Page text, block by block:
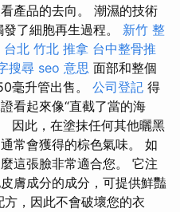
產品的去向。 潮濕的技術
了細胞再生過程。 新竹 整
台北 竹北 推拿 台中整骨推
搜尋 seo 意思 面部和整個
毫升管出售。 公司登記 得
看起來像“直截了當的海
因此，在塗抹任何其他曬黑
常會獲得的棕色氣味。 如
這張臉非常適合您。 它注
膚成分的成分，可提供鮮豔
，因此不會破壞您的衣